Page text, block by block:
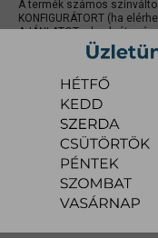
A termék számos
KONFIGURÁTORT (ha
AJÁNLATOT a konkrét
gyors
Raktárra érkezés:
Szállítási módja:
Készlet info:
Szállítás, szerelés